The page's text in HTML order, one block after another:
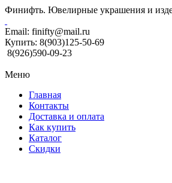
Финифть. Ювелирные украшения и
Email: finifty@mail.ru
Купить: 8(903)125-50-69
8(926)590-09-23
Меню
Главная
Контакты
Доставка и оплата
Как купить
Каталог
Скидки